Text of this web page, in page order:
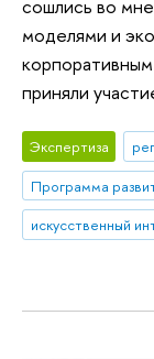
сошлись во
моделями и
приняли
Экспертиза
Программа
искусственный